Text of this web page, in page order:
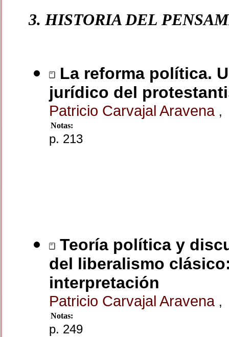
3. HISTORIA DEL
La reforma política.
jurídico del
Patricio Carvajal Aravena ,
Notas:
p. 213
Teoría política y
del liberalismo
interpretación
Patricio Carvajal Aravena ,
Notas:
p. 249